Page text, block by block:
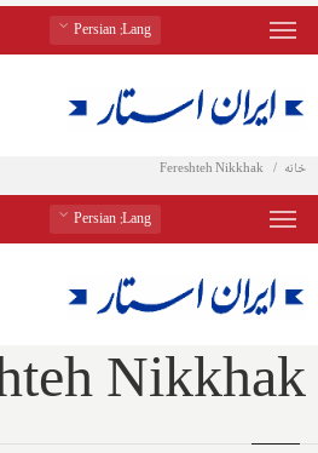
Lang
: Persian
خانه Fereshteh Nikkhak
Lang
: Persian
Nikkhak